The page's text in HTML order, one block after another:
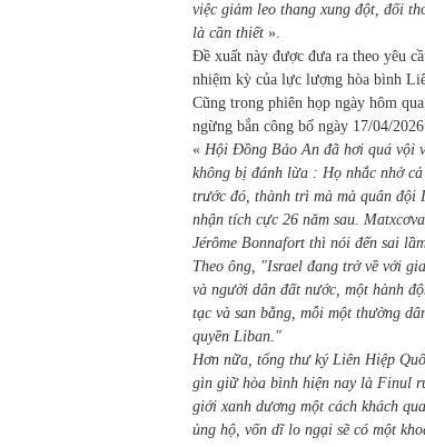
việc giảm leo thang xung đột, đối
là cần thiết ».
Đề xuất này được đưa ra theo yêu
nhiệm kỳ của lực lượng hòa bình
Cũng trong phiên họp ngày hôm
ngừng bắn công bố ngày 17/04/
« Hội Đồng Bảo An đã hơi quá vội
không bị đánh lừa : Họ nhắc nhở
trước đó, thành trì mà mà quân đội
nhận tích cực 26 năm sau.
Jérôme Bonnafort thì nói đến sai
Theo ông, "Israel đang trở về với
và người dân đất nước, một hành
tạc và san bằng, mỗi một thường
quyền Liban."
Hơn nữa, tổng thư ký Liên Hiệp
gìn giữ hòa bình hiện nay là Finul
giới xanh dương một cách khách
ủng hộ, vốn dĩ lo ngại sẽ có một